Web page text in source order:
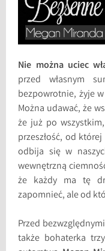
Nie można uciec
przed własnym
bezpowrotnie, żyje
Można udawać, że
że już po
przeszłość, od
odbija się w
wewnętrzną
że każdy ma tę
zapomnieć, ale od
Przed
także bohaterka